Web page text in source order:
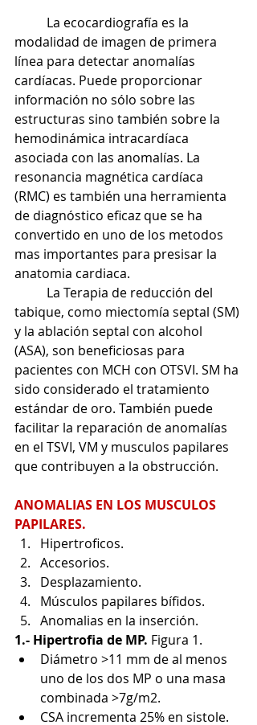
modalidad de imagen de primera
línea para detectar anomalías
cardíacas. Puede proporcionar
información no sólo sobre las
estructuras sino también sobre la
hemodinámica intracardíaca
asociada con las anomalías. La
resonancia magnética cardíaca
(RMC) es también una herramienta
de diagnóstico eficaz que se ha
convertido en uno de los metodos
mas importantes para presisar la
anatomia cardiaca.
tabique, como miectomía septal (SM)
y la ablación septal con alcohol
(ASA), son beneficiosas para
pacientes con MCH con OTSVI. SM ha
sido considerado el tratamiento
estándar de oro. También puede
facilitar la reparación de anomalías
en el TSVI, VM y musculos papilares
que contribuyen a la obstrucción.
ANOMALIAS EN LOS MUSCULOS
PAPILARES.
Hipertroficos.
Accesorios.
Desplazamiento.
Músculos papilares bífidos.
Anomalias en la inserción.
1.- Hipertrofia de MP. Figura 1.
Diámetro >11 mm de al menos
uno de los dos MP o una masa
combinada >7g/m2.
CSA incrementa 25% en sistole.